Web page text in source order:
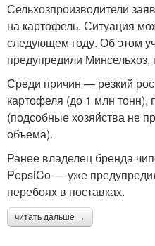
Сельхозпроизводители
на картофель. Ситуация
следующем году. Об этом
предупредили
Среди причин — резкий
картофеля (до 1 млн тонн),
(подсобные хозяйства не
объема).
Ранее владелец бренда
PepsiCo — уже
перебоях в поставках.
читать дальше →